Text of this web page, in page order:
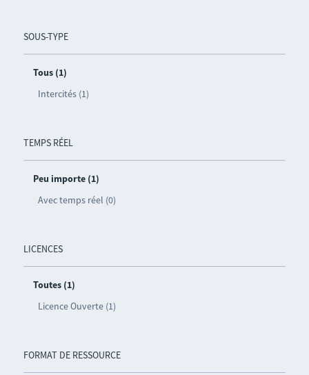
SOUS-TYPE
Tous (1)
Intercités (1)
TEMPS RÉEL
Peu importe (1)
Avec temps réel (0)
LICENCES
Toutes (1)
Licence Ouverte (1)
FORMAT DE RESSOURCE